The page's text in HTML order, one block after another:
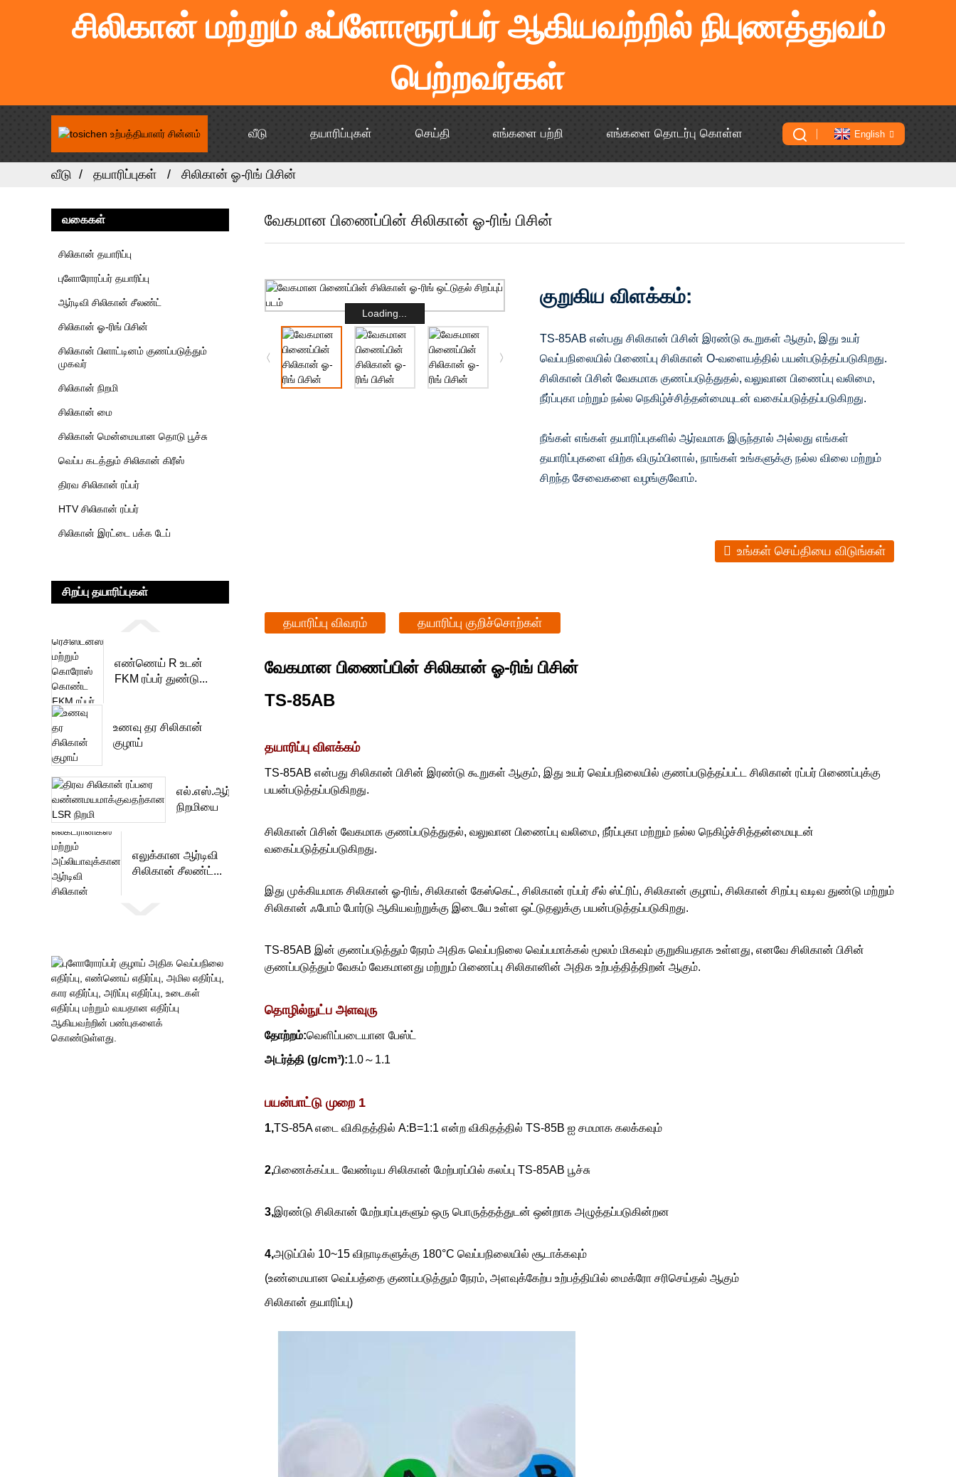
சிலிகான் மற்றும் ஃப்ளோரூரப்பர் ஆகியவற்றில் நிபுணத்துவம்
பெற்றவர்கள்
வீடு தயாரிப்புகள் செய்தி எங்களை பற்றி எங்களை தொடர்பு கொள்ள English
வீடு தயாரிப்புகள் சிலிகான் ஓ-ரிங் பிசின்
வகைகள்
சிலிகான் தயாரிப்பு
புளோரோரப்பர் தயாரிப்பு
ஆர்டிவி சிலிகான் சீலண்ட்
சிலிகான் ஓ-ரிங் பிசின்
சிலிகான் பிளாட்டினம் குணப்படுத்தும்
முகவர்
சிலிகான் நிறமி
சிலிகான் மை
சிலிகான் மென்மையான தொடு பூச்சு
வெப்ப கடத்தும் சிலிகான் கிரீஸ்
திரவ சிலிகான் ரப்பர்
HTV சிலிகான் ரப்பர்
சிலிகான் இரட்டை பக்க டேப்
சிறப்பு தயாரிப்புகள்
எண்ணெய் R உடன்
FKM ரப்பர் துண்டு...
உணவு தர சிலிகான்
குழாய்
எல்.எஸ்.ஆர்
நிறமியை
எலுக்கான ஆர்டிவி
சிலிகான் சீலண்ட்...
வேகமான பிணைப்பின் சிலிகான் ஓ-ரிங் பிசின்
Loading...
குறுகிய விளக்கம்:
TS-85AB என்பது சிலிகான் பிசின் இரண்டு கூறுகள் ஆகும், இது உயர்
வெப்பநிலையில் பிணைப்பு சிலிகான் O-வளையத்தில் பயன்படுத்தப்படுகிறது.
சிலிகான் பிசின் வேகமாக குணப்படுத்துதல், வலுவான பிணைப்பு வலிமை,
நீர்ப்புகா மற்றும் நல்ல நெகிழ்ச்சித்தன்மையுடன் வகைப்படுத்தப்படுகிறது.
நீங்கள் எங்கள் தயாரிப்புகளில் ஆர்வமாக இருந்தால் அல்லது எங்கள்
தயாரிப்புகளை விற்க விரும்பினால், நாங்கள் உங்களுக்கு நல்ல விலை மற்றும்
சிறந்த சேவைகளை வழங்குவோம்.
உங்கள் செய்தியை விடுங்கள்
தயாரிப்பு விவரம் தயாரிப்பு குறிச்சொற்கள்
வேகமான பிணைப்பின் சிலிகான் ஓ-ரிங் பிசின்
TS-85AB
தயாரிப்பு விளக்கம்
TS-85AB என்பது சிலிகான் பிசின் இரண்டு கூறுகள் ஆகும், இது உயர் வெப்பநிலையில் குணப்படுத்தப்பட்ட சிலிகான் ரப்பர் பிணைப்புக்கு
பயன்படுத்தப்படுகிறது.
சிலிகான் பிசின் வேகமாக குணப்படுத்துதல், வலுவான பிணைப்பு வலிமை, நீர்ப்புகா மற்றும் நல்ல நெகிழ்ச்சித்தன்மையுடன்
வகைப்படுத்தப்படுகிறது.
இது முக்கியமாக சிலிகான் ஓ-ரிங், சிலிகான் கேஸ்கெட், சிலிகான் ரப்பர் சீல் ஸ்ட்ரிப், சிலிகான் குழாய், சிலிகான் சிறப்பு வடிவ துண்டு மற்றும்
சிலிகான் ஃபோம் போர்டு ஆகியவற்றுக்கு இடையே உள்ள ஒட்டுதலுக்கு பயன்படுத்தப்படுகிறது.
TS-85AB இன் குணப்படுத்தும் நேரம் அதிக வெப்பநிலை வெப்பமாக்கல் மூலம் மிகவும் குறுகியதாக உள்ளது, எனவே சிலிகான் பிசின்
குணப்படுத்தும் வேகம் வேகமானது மற்றும் பிணைப்பு சிலிகானின் அதிக உற்பத்தித்திறன் ஆகும்.
தொழில்நுட்ப அளவுரு
தோற்றம்:வெளிப்படையான பேஸ்ட்
அடர்த்தி (g/cm³):1.0～1.1
பயன்பாட்டு முறை 1
1,TS-85A எடை விகிதத்தில் A:B=1:1 என்ற விகிதத்தில் TS-85B ஐ சமமாக கலக்கவும்
2,பிணைக்கப்பட வேண்டிய சிலிகான் மேற்பரப்பில் கலப்பு TS-85AB பூச்சு
3,இரண்டு சிலிகான் மேற்பரப்புகளும் ஒரு பொருத்தத்துடன் ஒன்றாக அழுத்தப்படுகின்றன
4,அடுப்பில் 10~15 விநாடிகளுக்கு 180°C வெப்பநிலையில் சூடாக்கவும்
(உண்மையான வெப்பத்தை குணப்படுத்தும் நேரம், அளவுக்கேற்ப உற்பத்தியில் மைக்ரோ சரிசெய்தல் ஆகும்
சிலிகான் தயாரிப்பு)